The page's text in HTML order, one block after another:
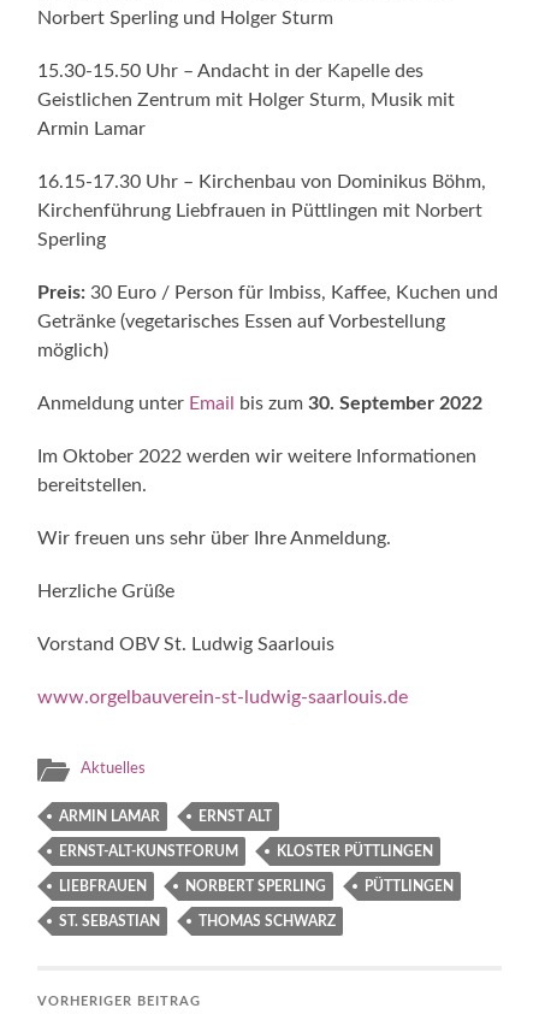
Norbert Sperling und Holger Sturm
15.30-15.50 Uhr – Andacht in der Kapelle des
Geistlichen Zentrum mit Holger Sturm, Musik mit
Armin Lamar
16.15-17.30 Uhr – Kirchenbau von Dominikus Böhm,
Kirchenführung Liebfrauen in Püttlingen mit Norbert
Sperling
Preis: 30 Euro / Person für Imbiss, Kaffee, Kuchen und
Getränke (vegetarisches Essen auf Vorbestellung
möglich)
Anmeldung unter Email bis zum30. September 2022
Im Oktober 2022 werden wir weitere Informationen
bereitstellen.
Wir freuen uns sehr über Ihre Anmeldung.
Herzliche Grüße
Vorstand OBV St. Ludwig Saarlouis
www.orgelbauverein-st-ludwig-saarlouis.de
Aktuelles
ARMIN LAMAR ERNST ALT
ERNST-ALT-KUNSTFORUM KLOSTER PÜTTLINGEN
LIEBFRAUEN NORBERT SPERLING PÜTTLINGEN
ST. SEBASTIAN THOMAS SCHWARZ
VORHERIGER BEITRAG